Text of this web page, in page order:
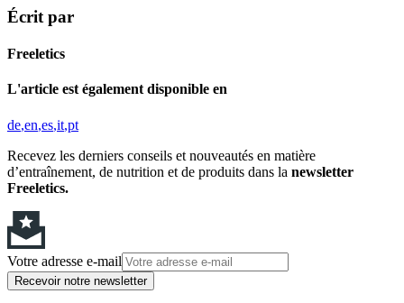
Écrit par
Freeletics
L'article est également disponible en
de en es it pt
Recevez les derniers conseils et nouveautés en matière
d’entraînement, de nutrition et de produits dans la newsletter
Freeletics.
Votre adresse e-mail
Recevoir notre newsletter